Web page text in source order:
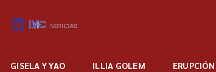
GISELA Y YAO ILLIA GOLEM